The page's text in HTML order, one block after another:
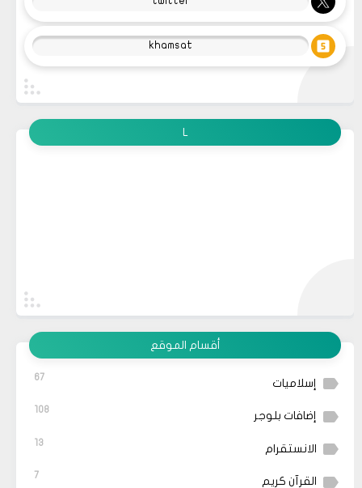
khamsat
L
أقسام الموقع
إسلاميات 67
إضافات بلوجر 108
الانستقرام 13
القرآن كريم 7